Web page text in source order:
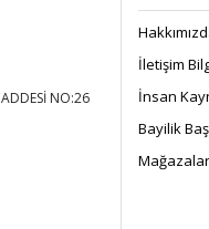
NO:26
İletişim
İnsan
Bayilik